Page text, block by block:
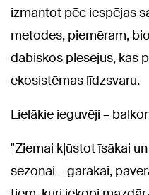
izmantot pēc iespējas
metodes, piemēram,
dabiskos plēsējus, kas
ekosistēmas līdzsvaru.
Lielākie ieguvēji –
"Ziemai kļūstot īsākai
sezonai – garākai,